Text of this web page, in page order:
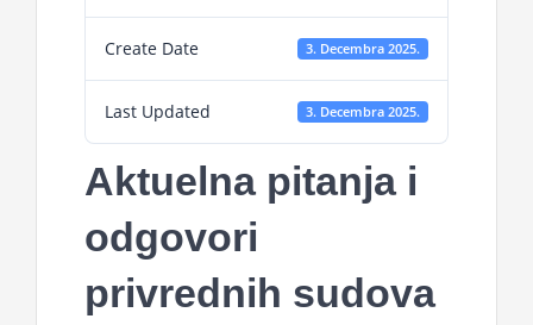
Create Date 3. Decembra 2025.
Last Updated 3. Decembra 2025.
Aktuelna pitanja i
odgovori
privrednih sudova